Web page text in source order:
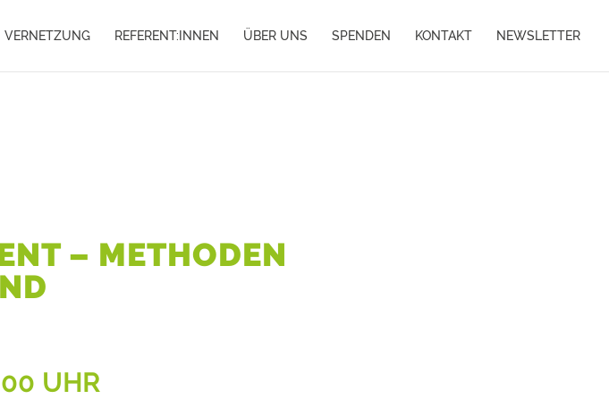
VERNETZUNG REFERENT:INNEN ÜBER UNS SPENDEN KONTAKT NEWSLETTER
– METHODEN
UHR